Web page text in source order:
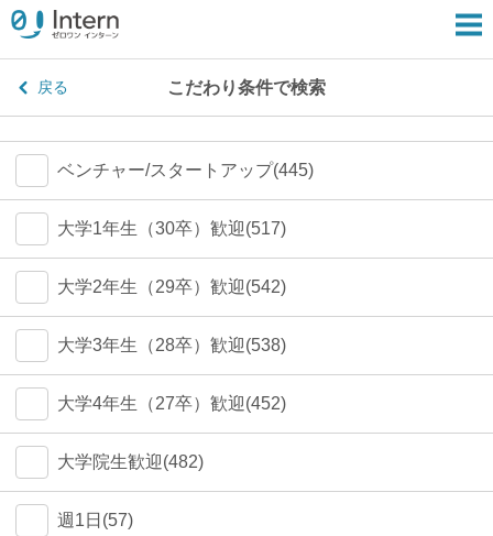
戻る こだわり条件で検索
ベンチャー/スタートアップ(445)
大学1年生（30卒）歓迎(517)
大学2年生（29卒）歓迎(542)
大学3年生（28卒）歓迎(538)
大学4年生（27卒）歓迎(452)
大学院生歓迎(482)
週1日(57)